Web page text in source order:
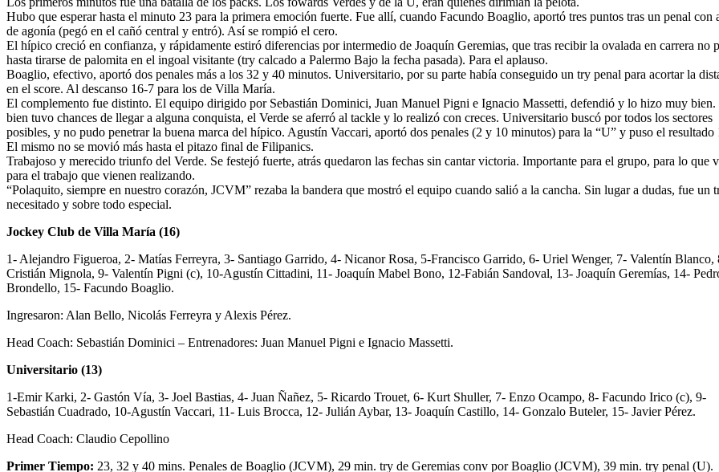
Hubo que esperar hasta el minuto 23 para la primera emoción fuerte. Fue allí, cuando Facundo Boaglio, aportó tres puntos tras un penal con
de agonía (pegó en el cañó central y entró). Así se rompió el cero.
El hípico creció en confianza, y rápidamente estiró diferencias por intermedio de Joaquín Geremias, que tras recibir la ovalada en carrera no
hasta tirarse de palomita en el ingoal visitante (try calcado a Palermo Bajo la fecha pasada). Para el aplauso.
Boaglio, efectivo, aportó dos penales más a los 32 y 40 minutos. Universitario, por su parte había conseguido un try penal para acortar la
en el score. Al descanso 16-7 para los de Villa María.
El complemento fue distinto. El equipo dirigido por Sebastián Dominici, Juan Manuel Pigni e Ignacio Massetti, defendió y lo hizo muy bien.
bien tuvo chances de llegar a alguna conquista, el Verde se aferró al tackle y lo realizó con creces. Universitario buscó por todos los sectores
posibles, y no pudo penetrar la buena marca del hípico. Agustín Vaccari, aportó dos penales (2 y 10 minutos) para la “U” y puso el resultado
El mismo no se movió más hasta el pitazo final de Filipanics.
Trabajoso y merecido triunfo del Verde. Se festejó fuerte, atrás quedaron las fechas sin cantar victoria. Importante para el grupo, para lo que
para el trabajo que vienen realizando.
“Polaquito, siempre en nuestro corazón, JCVM” rezaba la bandera que mostró el equipo cuando salió a la cancha. Sin lugar a dudas, fue un
necesitado y sobre todo especial.
Jockey Club de Villa María (16)
1- Alejandro Figueroa, 2- Matías Ferreyra, 3- Santiago Garrido, 4- Nicanor Rosa, 5-Francisco Garrido, 6- Uriel Wenger, 7- Valentín Blanco,
Cristián Mignola, 9- Valentín Pigni (c), 10-Agustín Cittadini, 11- Joaquín Mabel Bono, 12-Fabián Sandoval, 13- Joaquín Geremías, 14-
Brondello, 15- Facundo Boaglio.
Ingresaron: Alan Bello, Nicolás Ferreyra y Alexis Pérez.
Head Coach: Sebastián Dominici – Entrenadores: Juan Manuel Pigni e Ignacio Massetti.
Universitario (13)
1-Emir Karki, 2- Gastón Vía, 3- Joel Bastias, 4- Juan Ñañez, 5- Ricardo Trouet, 6- Kurt Shuller, 7- Enzo Ocampo, 8- Facundo Irico (c), 9-
Sebastián Cuadrado, 10-Agustín Vaccari, 11- Luis Brocca, 12- Julián Aybar, 13- Joaquín Castillo, 14- Gonzalo Buteler, 15- Javier Pérez.
Head Coach: Claudio Cepollino
Primer Tiempo: 23, 32 y 40 mins. Penales de Boaglio (JCVM), 29 min. try de Geremias conv por Boaglio (JCVM), 39 min. try penal (U).